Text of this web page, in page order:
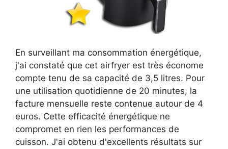
En surveillant ma consommation énergétique,
j'ai constaté que cet airfryer est très économe
compte tenu de sa capacité de 3,5 litres. Pour
une utilisation quotidienne de 20 minutes, la
facture mensuelle reste contenue autour de 4
euros. Cette efficacité énergétique ne
compromet en rien les performances de
cuisson. J'ai obtenu d'excellents résultats sur